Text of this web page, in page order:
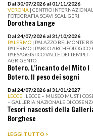
Dal 30/07/2026 al 01/11/2026
VERONA | CENTRO
FOTOGRAFIA SCAVI SCALIGERI
Dorothea Lange
Dal 24/07/2026 al 31/10/2026
PALERMO | PALAZZO BELMONTE
PALERMO I PARCO ARCHEOLOGICO
PAESAGGISTICO VALLE DEI TEMPLI -
AGRIGENTO
Botero. L’incanto del Mito I
Botero. Il peso dei sogni
Dal 24/07/2026 al 31/01/2027
LECCE | LECCE – MUSEO MUST I
– GALLERIA NAZIONALE DI
Tesori nascosti della
Borghese
LEGGI TUTTO >